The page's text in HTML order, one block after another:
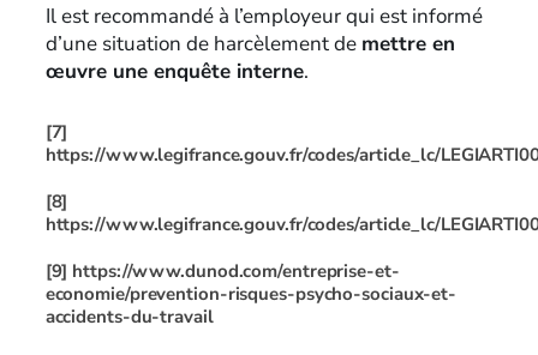
Il est recommandé à l’employeur qui est informé
d’une situation de harcèlement de mettre en
œuvre une enquête interne.
[7]
https://www.legifrance.gouv.fr/codes/article_lc/
[8]
https://www.legifrance.gouv.fr/codes/article_lc/
[9] https://www.dunod.com/entreprise-et-
economie/prevention-risques-psycho-sociaux-et-
accidents-du-travail